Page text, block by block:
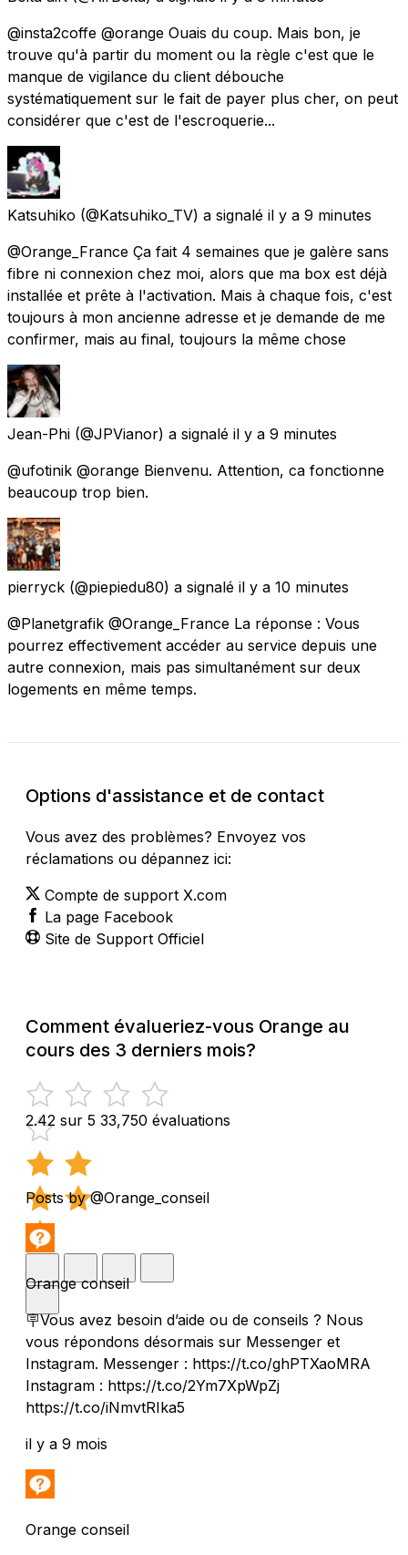
@insta2coffe @orange Ouais du coup. Mais bon, je
trouve qu'à partir du moment ou la règle c'est que le
manque de vigilance du client débouche
systématiquement sur le fait de payer plus cher, on peut
considérer que c'est de l'escroquerie...
Katsuhiko (@Katsuhiko_TV) a signalé il y a 9 minutes
@Orange_France Ça fait 4 semaines que je galère sans
fibre ni connexion chez moi, alors que ma box est déjà
installée et prête à l'activation. Mais à chaque fois, c'est
toujours à mon ancienne adresse et je demande de me
confirmer, mais au final, toujours la même chose
Jean-Phi (@JPVianor) a signalé il y a 9 minutes
@ufotinik @orange Bienvenu. Attention, ca fonctionne
beaucoup trop bien.
pierryck (@piepiedu80) a signalé il y a 10 minutes
@Planetgrafik @Orange_France La réponse : Vous
pourrez effectivement accéder au service depuis une
autre connexion, mais pas simultanément sur deux
logements en même temps.
Options d'assistance et de contact
Vous avez des problèmes? Envoyez vos
réclamations ou dépannez ici:
Compte de support X.com
La page Facebook
Site de Support Officiel
Comment évalueriez-vous Orange au
cours des 3 derniers mois?
2.42 sur 5 33,750 évaluations
Posts by @Orange_conseil
Orange conseil
🪧Vous avez besoin d’aide ou de conseils ? Nous
vous répondons désormais sur Messenger et
Instagram. Messenger : https://t.co/ghPTXaoMRA
Instagram : https://t.co/2Ym7XpWpZj
https://t.co/iNmvtRIka5
il y a 9 mois
Orange conseil